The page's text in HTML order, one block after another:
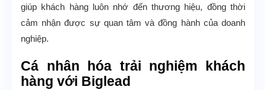
giúp khách hàng luôn nhớ đến thương hiệu, đồng thời
cảm nhận được sự quan tâm và đồng hành của doanh
nghiệp.
Cá nhân hóa trải nghiệm khách
hàng với Biglead